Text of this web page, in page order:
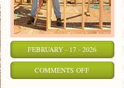
FEBRUARY - 17 - 2026
COMMENTS OFFON